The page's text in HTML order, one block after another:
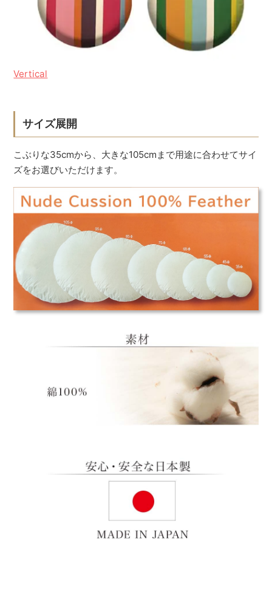
Vertical
サイズ展開
こぶりな35cmから、大きな105cmまで用途に合わせてサイ
ズをお選びいただけます。